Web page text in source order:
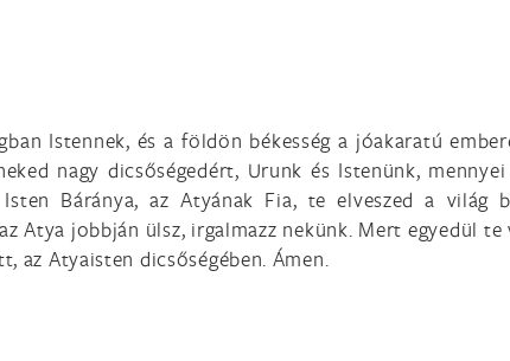
Istennek, és a földön békesség a jóakaratú
nagy dicsőségedért, Urunk és Istenünk,
Báránya, az Atyának Fia, te elveszed a
Atya jobbján ülsz, irgalmazz nekünk. Mert egyedül
az Atyaisten dicsőségében. Ámen.